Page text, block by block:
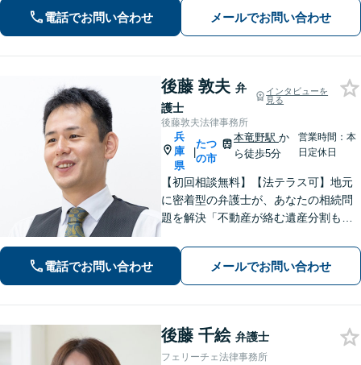
携してワンストップで解決【夜間・休
日相談可】【元町駅7分】
電話でお問い合わせ メールでお問い合わせ
後藤 敦夫 弁
護士
インタビューを
見る
後藤敦夫法律事務所
兵
庫
県
|
たつ
の市
本竜野駅か
ら徒歩5分
営業時間：本
日定休日
【初回相談無料】【法テラス可】地元
に密着型の弁護士が、あなたの相続問
題を解決「不動産が絡む遺産分割も的
が、オーダーメイドの解決策をご提案
「他の事務所で対応できなかった自己
破産もご相談ください」【本竜野駅5
分】
電話でお問い合わせ メールでお問い合わせ
後藤 千絵 弁護士
フェリーチェ法律事務所